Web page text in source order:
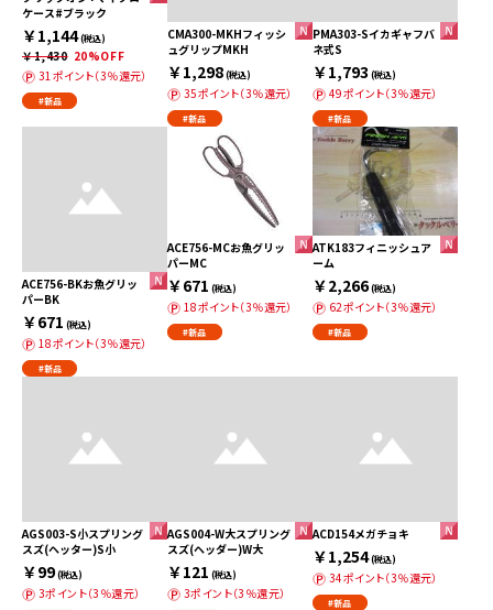
ケース#ブラック
￥1,144(税込)
￥1,430 20%OFF
31ポイント（3％還元）
#新品
CMA300-MKHフィッシ
ュグリップMKH
￥1,298(税込)
35ポイント（3％還元）
#新品
PMA303-Sイカギャフバ
ネ式S
￥1,793 (税込)
49ポイント（3％還元）
#新品
ACE756-BKお魚グリッ
パーBK
￥671 (税込)
18ポイント（3％還元）
#新品
ACE756-MCお魚グリッ
パーMC
￥671 (税込)
18ポイント（3％還元）
#新品
ATK183フィニッシュア
ーム
￥2,266(税込)
62ポイント（3％還元）
#新品
AGS003-S小スプリング
スズ(ヘッター)S小
￥99(税込)
3ポイント（3％還元）
AGS004-W大スプリング
スズ(ヘッダー)W大
￥121 (税込)
3ポイント（3％還元）
ACD154メガチョキ
￥1,254(税込)
34ポイント（3％還元）
#新品